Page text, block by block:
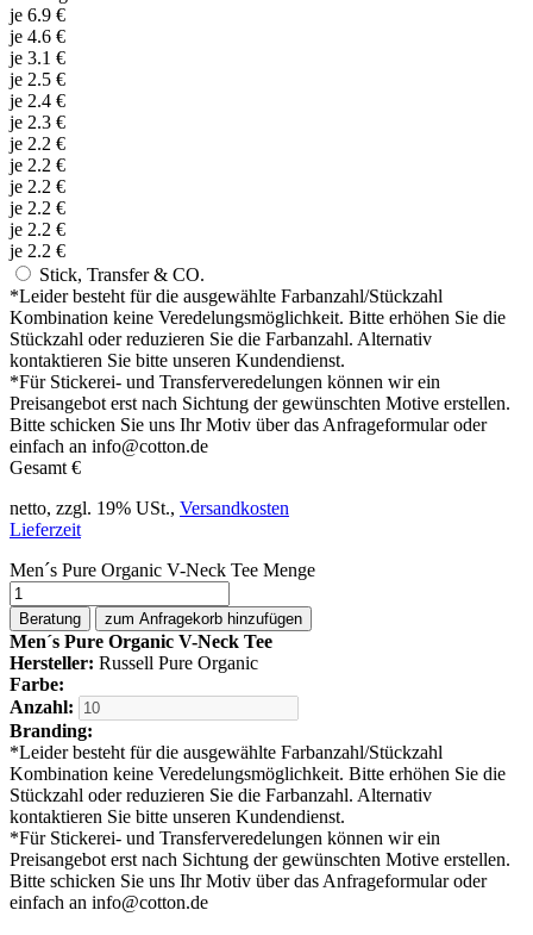
je 6.9 €
je 4.6 €
je 3.1 €
je 2.5 €
je 2.4 €
je 2.3 €
je 2.2 €
je 2.2 €
je 2.2 €
je 2.2 €
je 2.2 €
je 2.2 €
Stick, Transfer & CO.
*Leider besteht für die ausgewählte Farbanzahl/Stückzahl
Kombination keine Veredelungsmöglichkeit. Bitte erhöhen Sie die
Stückzahl oder reduzieren Sie die Farbanzahl. Alternativ
kontaktieren Sie bitte unseren Kundendienst.
*Für Stickerei- und Transferveredelungen können wir ein
Preisangebot erst nach Sichtung der gewünschten Motive erstellen.
Bitte schicken Sie uns Ihr Motiv über das Anfrageformular oder
einfach an info@cotton.de
Gesamt €
netto, zzgl. 19% USt., Versandkosten
Lieferzeit
Men´s Pure Organic V-Neck Tee Menge
Beratung zum Anfragekorb hinzufügen
Men´s Pure Organic V-Neck Tee
Hersteller: Russell Pure Organic
Farbe:
Anzahl:
Branding:
*Leider besteht für die ausgewählte Farbanzahl/Stückzahl
Kombination keine Veredelungsmöglichkeit. Bitte erhöhen Sie die
Stückzahl oder reduzieren Sie die Farbanzahl. Alternativ
kontaktieren Sie bitte unseren Kundendienst.
*Für Stickerei- und Transferveredelungen können wir ein
Preisangebot erst nach Sichtung der gewünschten Motive erstellen.
Bitte schicken Sie uns Ihr Motiv über das Anfrageformular oder
einfach an info@cotton.de